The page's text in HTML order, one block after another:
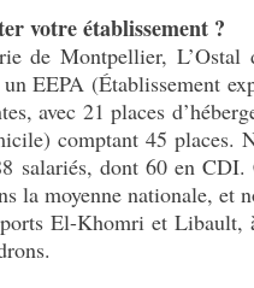
votre établissement ?
de Montpellier,
EEPA (Établissement
avec 21 places
comptant 45 places.
salariés, dont 60 en CDI.
la moyenne nationale, et
El-Khomri et